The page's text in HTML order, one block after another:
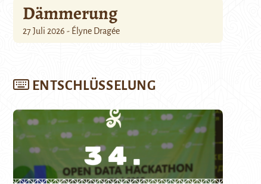
Dämmerung
27 Juli 2026 - Élyne Dragée
ENTSCHLÜSSELUNG